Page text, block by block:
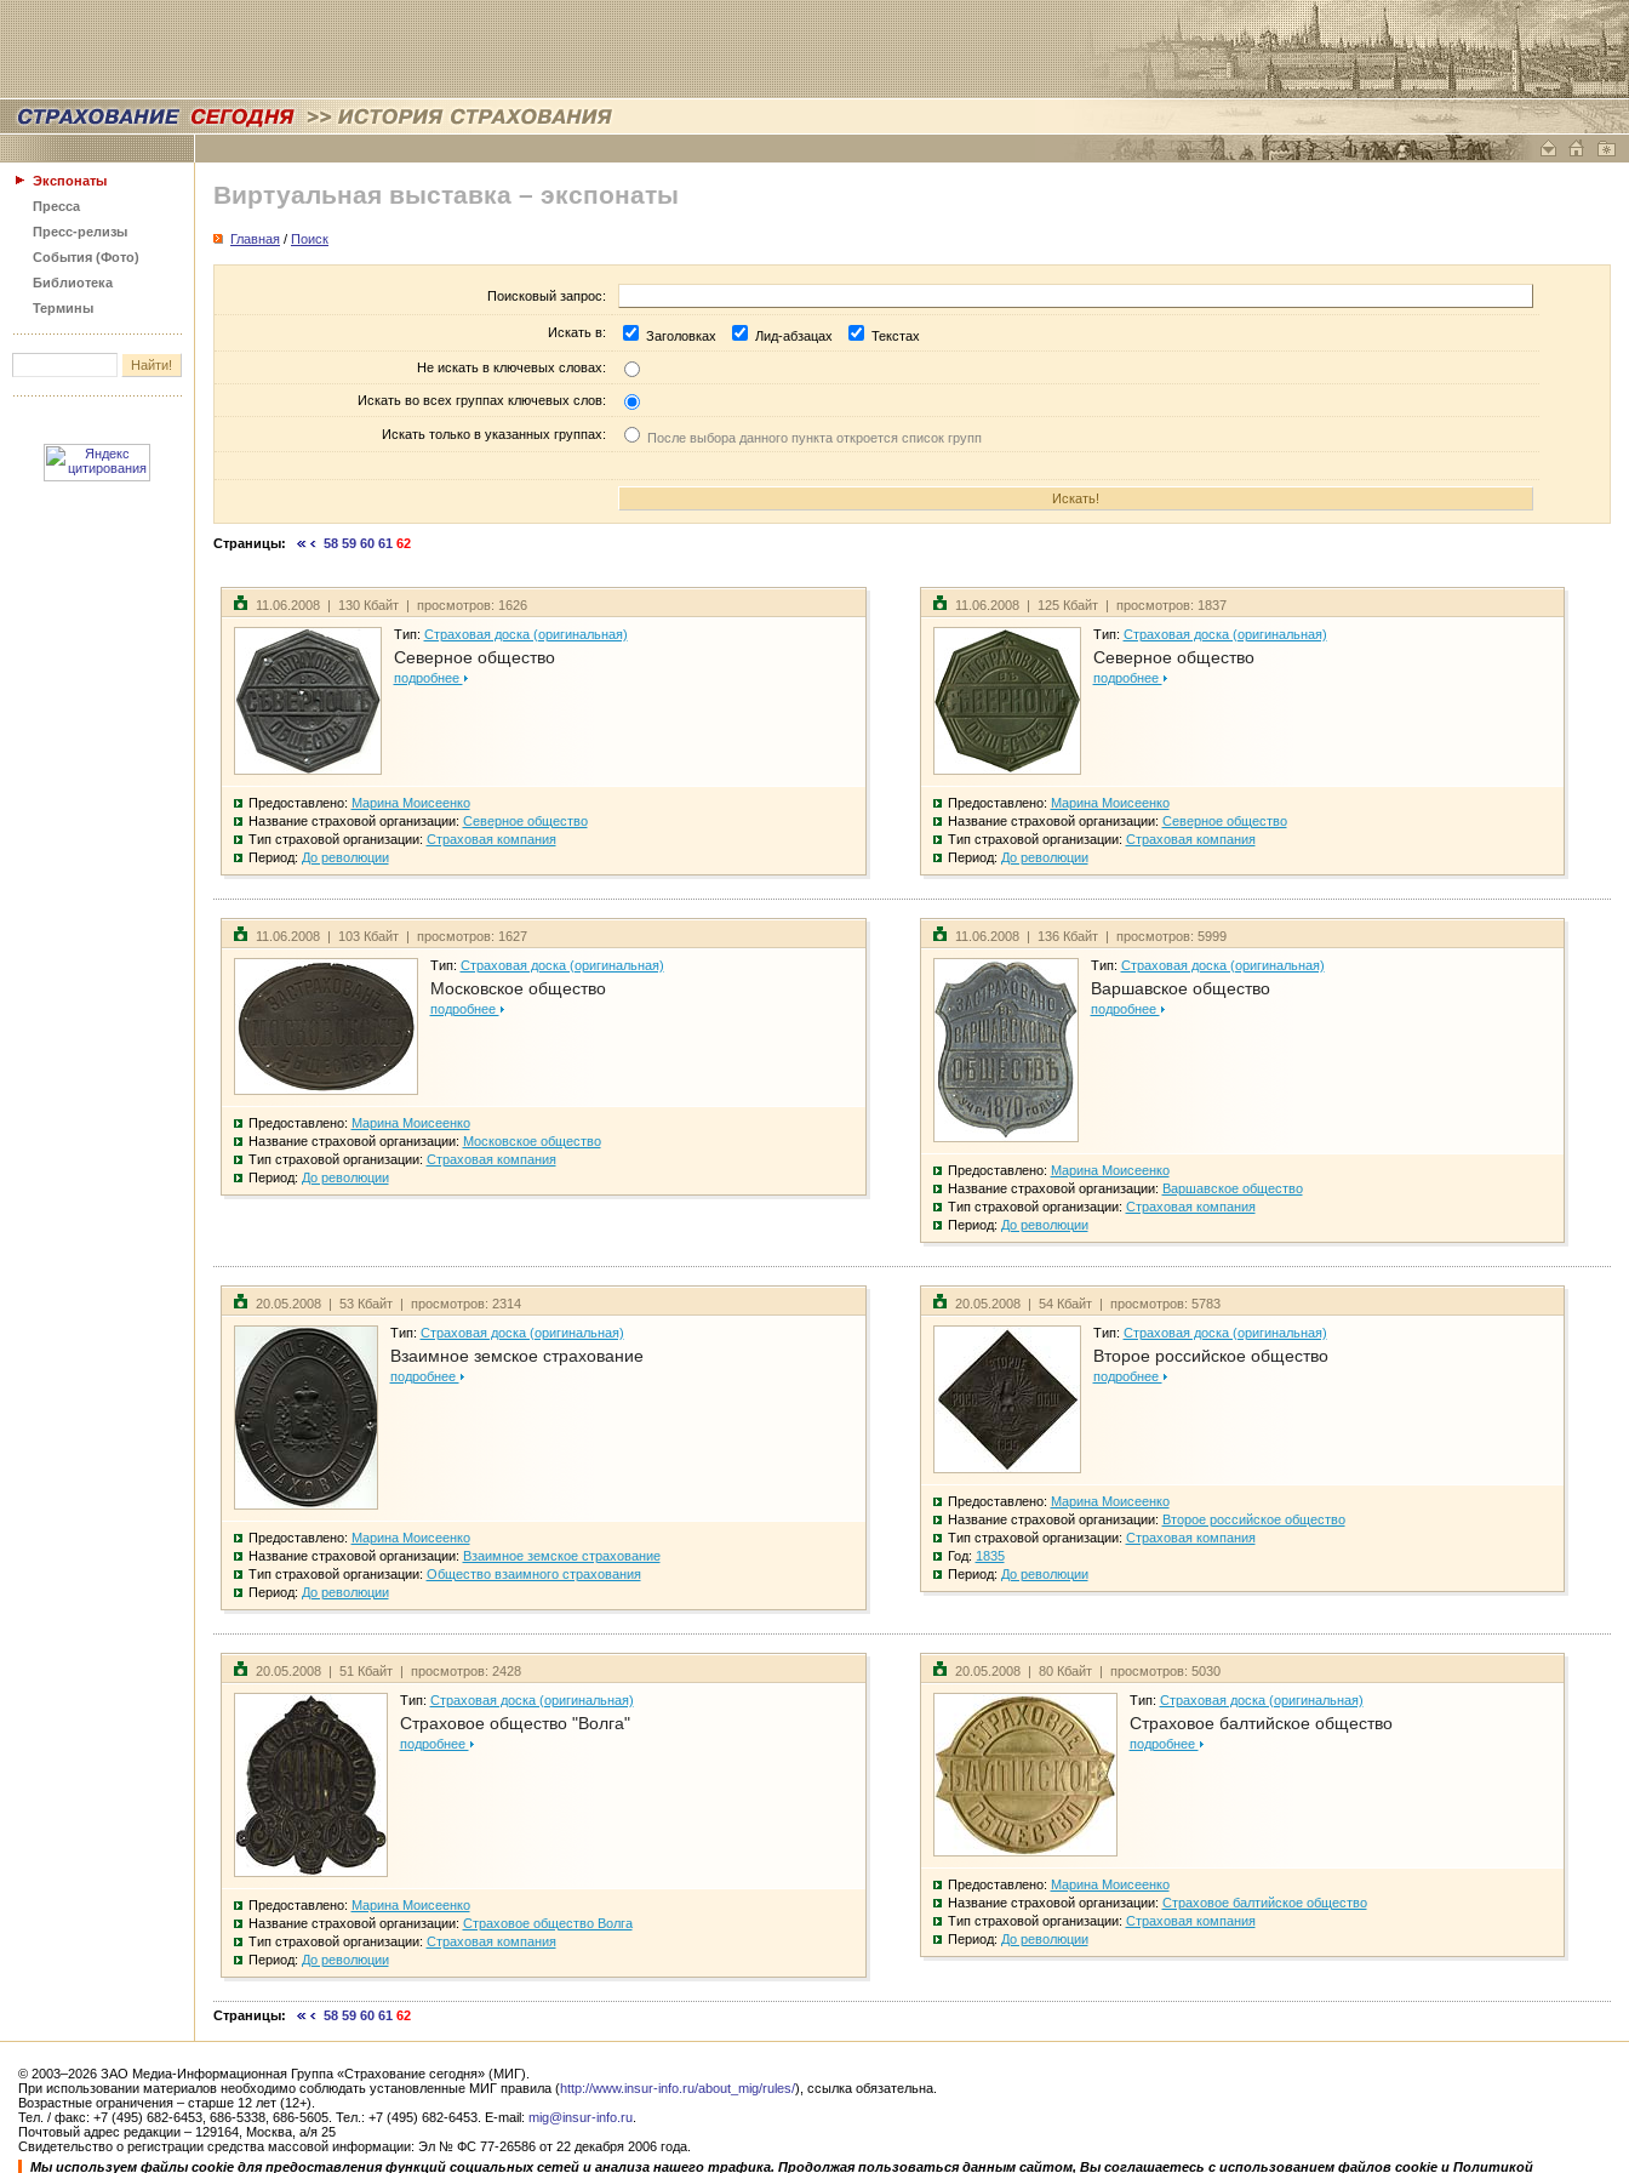
Экспонаты
Пресса
Пресс-релизы
События (Фото)
Библиотека
Термины
Виртуальная выставка – экспонаты
Главная / Поиск
Поисковый запрос:
Искать в: Заголовках Лид-абзацах Текстах
Не искать в ключевых словах:
Искать во всех группах ключевых слов:
Искать только в указанных группах: После выбора данного пункта откроется список групп
Страницы: 58 59 60 61 62
11.06.2008 | 130 Кбайт | просмотров: 1626
Тип: Страховая доска (оригинальная)
Северное общество
подробнее
Предоставлено: Марина Моисеенко
Название страховой организации: Северное общество
Тип страховой организации: Страховая компания
Период: До революции
11.06.2008 | 125 Кбайт | просмотров: 1837
Тип: Страховая доска (оригинальная)
Северное общество
подробнее
Предоставлено: Марина Моисеенко
Название страховой организации: Северное общество
Тип страховой организации: Страховая компания
Период: До революции
11.06.2008 | 103 Кбайт | просмотров: 1627
Тип: Страховая доска (оригинальная)
Московское общество
подробнее
Предоставлено: Марина Моисеенко
Название страховой организации: Московское общество
Тип страховой организации: Страховая компания
Период: До революции
11.06.2008 | 136 Кбайт | просмотров: 5999
Тип: Страховая доска (оригинальная)
Варшавское общество
подробнее
Предоставлено: Марина Моисеенко
Название страховой организации: Варшавское общество
Тип страховой организации: Страховая компания
Период: До революции
20.05.2008 | 53 Кбайт | просмотров: 2314
Тип: Страховая доска (оригинальная)
Взаимное земское страхование
подробнее
Предоставлено: Марина Моисеенко
Название страховой организации: Взаимное земское страхование
Тип страховой организации: Общество взаимного страхования
Период: До революции
20.05.2008 | 54 Кбайт | просмотров: 5783
Тип: Страховая доска (оригинальная)
Второе российское общество
подробнее
Предоставлено: Марина Моисеенко
Название страховой организации: Второе российское общество
Тип страховой организации: Страховая компания
Год: 1835
Период: До революции
20.05.2008 | 51 Кбайт | просмотров: 2428
Тип: Страховая доска (оригинальная)
Страховое общество "Волга"
подробнее
Предоставлено: Марина Моисеенко
Название страховой организации: Страховое общество Волга
Тип страховой организации: Страховая компания
Период: До революции
20.05.2008 | 80 Кбайт | просмотров: 5030
Тип: Страховая доска (оригинальная)
Страховое балтийское общество
подробнее
Предоставлено: Марина Моисеенко
Название страховой организации: Страховое балтийское общество
Тип страховой организации: Страховая компания
Период: До революции
Страницы: 58 59 60 61 62
© 2003–2026 ЗАО Медиа-Информационная Группа «Страхование сегодня» (МИГ).
При использовании материалов необходимо соблюдать установленные МИГ правила (http://www.insur-info.ru/about_mig/rules/), ссылка обязательна.
Возрастные ограничения – старше 12 лет (12+).
Тел. / факс: +7 (495) 682-6453, 686-5338, 686-5605. Тел.: +7 (495) 682-6453. E-mail: mig@insur-info.ru
Почтовый адрес редакции – 129164, Москва, а/я 25
Свидетельство о регистрации средства массовой информации: Эл № ФС 77-26586 от 22 декабря 2006 года.
Мы используем файлы cookie для предоставления функций социальных сетей и анализа нашего трафика. Продолжая пользоваться данным сайтом, Вы соглашаетесь с использованием файлов cookie и Политикой